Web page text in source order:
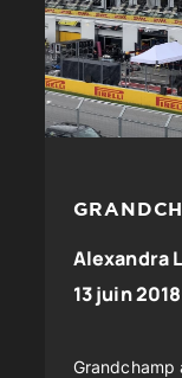
Alexandra
13 juin 2018
Grandchamp